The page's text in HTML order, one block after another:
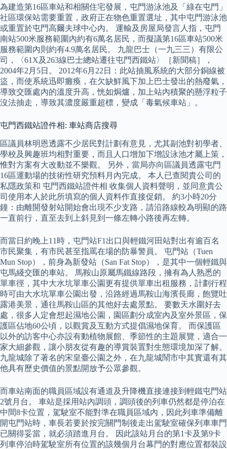
為建造第16區車站和相關住宅發展，屯門游泳池及「綠在屯門」
社區環保站需要重置，政府正在物色重置選址，其中屯門游泳池
或重置於屯門高爾夫球中心內。 運輸及房屋局發言人指，屯門
南站500米服務範圍內約有6萬名居民，而擬議第16區車站500米
服務範圍內則約有4.9萬名居民。 九龍巴士（一九三三）有限公
司，〈61X及263線巴士總站遷往屯門西鐵站〉［新聞稿］，
2004年2月5日。 2012年6月22日：此站抽風系統的大部分銅線被
盜，而使系統迅即癱瘓，在欠缺鮮風下加上巴士發出的熱廢氣，
導致交匯處內的溫度升高，恍如焗爐，加上站內積聚的懸浮粒子
沒法抽走，導致其濃度嚴重超標，變成「毒氣候車站」。
屯門西鐵站證件相: 車站商店搜尋
區議員林明恩透露不少居民對計劃有意見，尤其副池對初學者、
學校及興趣班均相對重要，而且人口增加下增設泳池才屬上策，
惟對方案有大改動並不樂觀。 另外，當局亦向區議員透露屯門
16區運動場的技術性研究預料月內完成。 本人已查閱貴公司的
私隱政策和 屯門西鐵站證件相 收集個人資料聲明，並同意貴公
司使用本人於此所填寫的個人資料作直接促銷。 約3小時20分
鐘：由離開發射站開始會出現不少支路，請沿路線較為明顯的路
一直前行，直至去到上斜見到一條左轉小路後再左轉。
而當日約晚上11時，屯門站F1出口與輕鐵河田站對出有逾百名
市民聚集，有市民甚至指罵在場的防暴警員。 屯門站（Tuen
Mun Stop），前身為新發站（San Fat Stop），是其中一個輕鐵與
屯馬綫交匯的車站。 馬鞍山原屬馬鐵線路段，擁有為人熟悉的
單車徑，其中大水坑單車公園更有提供單車出租服務，計劃行程
時可由大水坑單車公園出發，沿路經過馬鞍山海濱長廊，飽覽吐
露港美景，通往馬鞍山區的其他好去處景點。 要數天水圍好去
處，很多人定會想起濕地公園，園區劃分成室內及室外景區，保
護區佔地60公頃，以觀賞及互動方式提倡濕地保育。 而保護區
以外的訪客中心亦設有動植物展館、季節性的主題展覽，適合一
家大細參觀，讓小朋友從有趣的導賞裝置對生態環境加深了解。
九龍城除了著名的宋皇臺公園之外，在九龍城鬧市中其實還有其
他具有歷史價值的景點開放予公眾參觀。
而車站南面的職員區域設有通道及升降機直接連接到輕鐵屯門站
2號月台。 車站是採用站內調頭，調頭後的列車仍然都是停泊在
中間8卡位置，駕駛室不能對準在職員區域內，因此列車準備離
開屯門站時，車長若要於按完關門制後走出駕駛室確保列車車門
已關得妥當，就必須踏進月台。 因此該站月台的第1卡及第9卡
列車停泊時駕駛室所有位置的該幾個月台幕門的對應位置都裝設